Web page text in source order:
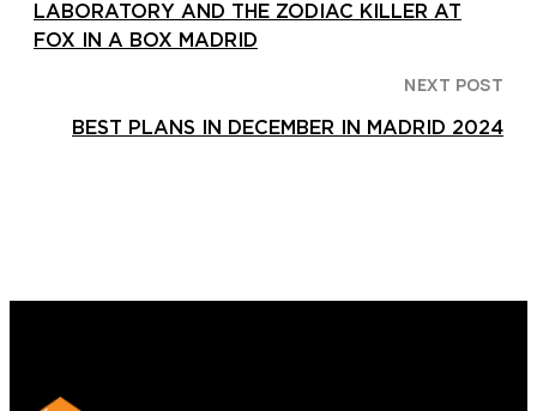
LABORATORY AND THE ZODIAC KILLER AT
FOX IN A BOX MADRID
NEXT POST
BEST PLANS IN DECEMBER IN MADRID 2024